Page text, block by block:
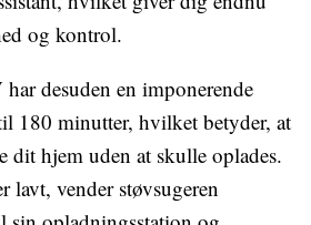
og kontrol.
desuden en imponerende
180 minutter, hvilket betyder, at
dit hjem uden at skulle oplades.
lavt, vender støvsugeren